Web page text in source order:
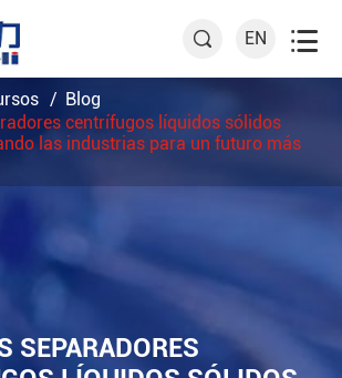
 EN 
Blog
centrífugos líquidos sólidos
las industrias para un futuro más
SEPARADORES